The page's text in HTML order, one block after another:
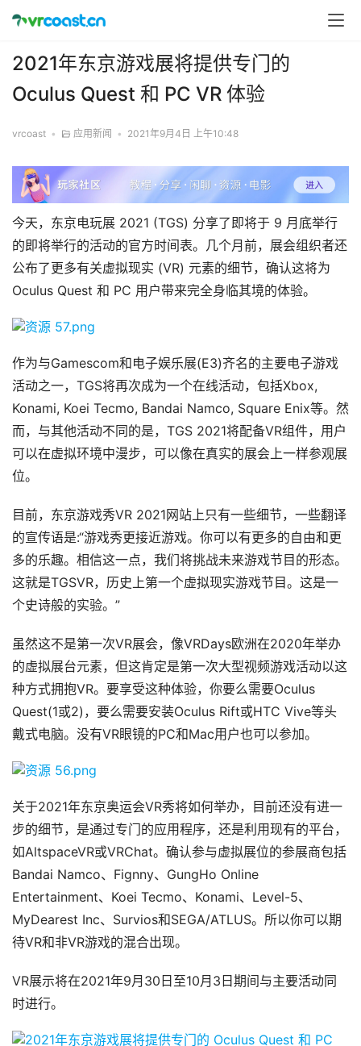
页
行
业
动
态
用
新
闻
V
R
设
备
名
观
登录 注册
2021年东京游戏展将提供专门的
Oculus Quest 和 PC VR 体验
vrcoast • 应用新闻 • 2021年9月4日 上午10:48
今天，东京电玩展 2021 (TGS) 分享了即将于 9 月底举行
的即将举行的活动的官方时间表。几个月前，展会组织者还
公布了更多有关虚拟现实 (VR) 元素的细节，确认这将为
Oculus Quest 和 PC 用户带来完全身临其境的体验。
作为与Gamescom和电子娱乐展(E3)齐名的主要电子游戏
活动之一，TGS将再次成为一个在线活动，包括Xbox,
Konami, Koei Tecmo, Bandai Namco, Square Enix等。然
而，与其他活动不同的是，TGS 2021将配备VR组件，用户
可以在虚拟环境中漫步，可以像在真实的展会上一样参观展
位。
目前，东京游戏秀VR 2021网站上只有一些细节，一些翻译
的宣传语是:“游戏秀更接近游戏。你可以有更多的自由和更
多的乐趣。相信这一点，我们将挑战未来游戏节目的形态。
这就是TGSVR，历史上第一个虚拟现实游戏节目。这是一
个史诗般的实验。”
虽然这不是第一次VR展会，像VRDays欧洲在2020年举办
的虚拟展台元素，但这肯定是第一次大型视频游戏活动以这
种方式拥抱VR。要享受这种体验，你要么需要Oculus
Quest(1或2)，要么需要安装Oculus Rift或HTC Vive等头
戴式电脑。没有VR眼镜的PC和Mac用户也可以参加。
关于2021年东京奥运会VR秀将如何举办，目前还没有进一
步的细节，是通过专门的应用程序，还是利用现有的平台，
如AltspaceVR或VRChat。确认参与虚拟展位的参展商包括
Bandai Namco、Fignny、GungHo Online
Entertainment、Koei Tecmo、Konami、Level-5、
MyDearest Inc、Survios和SEGA/ATLUS。所以你可以期
待VR和非VR游戏的混合出现。
VR展示将在2021年9月30日至10月3日期间与主要活动同
时进行。